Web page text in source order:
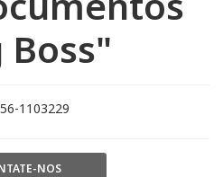
Boss"
56-1103229
NOS